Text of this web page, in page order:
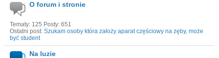
O forum i stronie
Tematy: 125 Posty: 651
Ostatni post: Szukam osoby która założy aparat częściowy na zęby, może
być student
Na luzie